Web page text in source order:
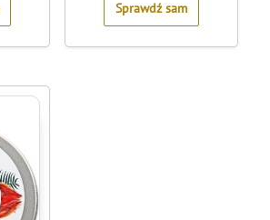
Sprawdź sam